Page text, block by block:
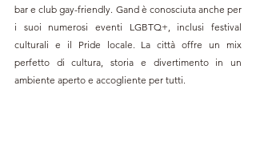
bar e club gay-friendly. Gand è conosciuta anche per
i suoi numerosi eventi LGBTQ+, inclusi festival
culturali e il Pride locale. La città offre un mix
perfetto di cultura, storia e divertimento in un
ambiente aperto e accogliente per tutti.